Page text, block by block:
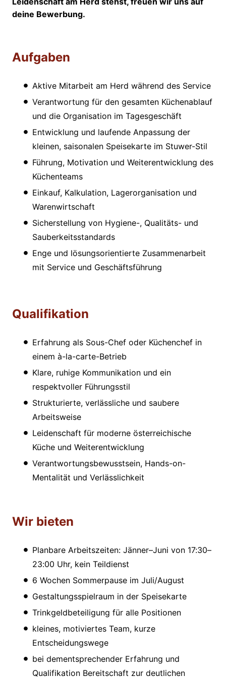
deine Bewerbung.
Aufgaben
Aktive Mitarbeit am Herd während des Service
Verantwortung für den gesamten Küchenablauf
und die Organisation im Tagesgeschäft
Entwicklung und laufende Anpassung der
kleinen, saisonalen Speisekarte im Stuwer-Stil
Führung, Motivation und Weiterentwicklung des
Küchenteams
Einkauf, Kalkulation, Lagerorganisation und
Warenwirtschaft
Sicherstellung von Hygiene-, Qualitäts- und
Sauberkeitsstandards
Enge und lösungsorientierte Zusammenarbeit
mit Service und Geschäftsführung
Qualifikation
Erfahrung als Sous-Chef oder Küchenchef in
einem à-la-carte-Betrieb
Klare, ruhige Kommunikation und ein
respektvoller Führungsstil
Strukturierte, verlässliche und saubere
Arbeitsweise
Leidenschaft für moderne österreichische
Küche und Weiterentwicklung
Verantwortungsbewusstsein, Hands-on-
Mentalität und Verlässlichkeit
Wir bieten
Planbare Arbeitszeiten: Jänner–Juni von 17:30–
23:00 Uhr, kein Teildienst
6 Wochen Sommerpause im Juli/August
Gestaltungsspielraum in der Speisekarte
Trinkgeldbeteiligung für alle Positionen
kleines, motiviertes Team, kurze
Entscheidungswege
bei dementsprechender Erfahrung und
Qualifikation Bereitschaft zur deutlichen